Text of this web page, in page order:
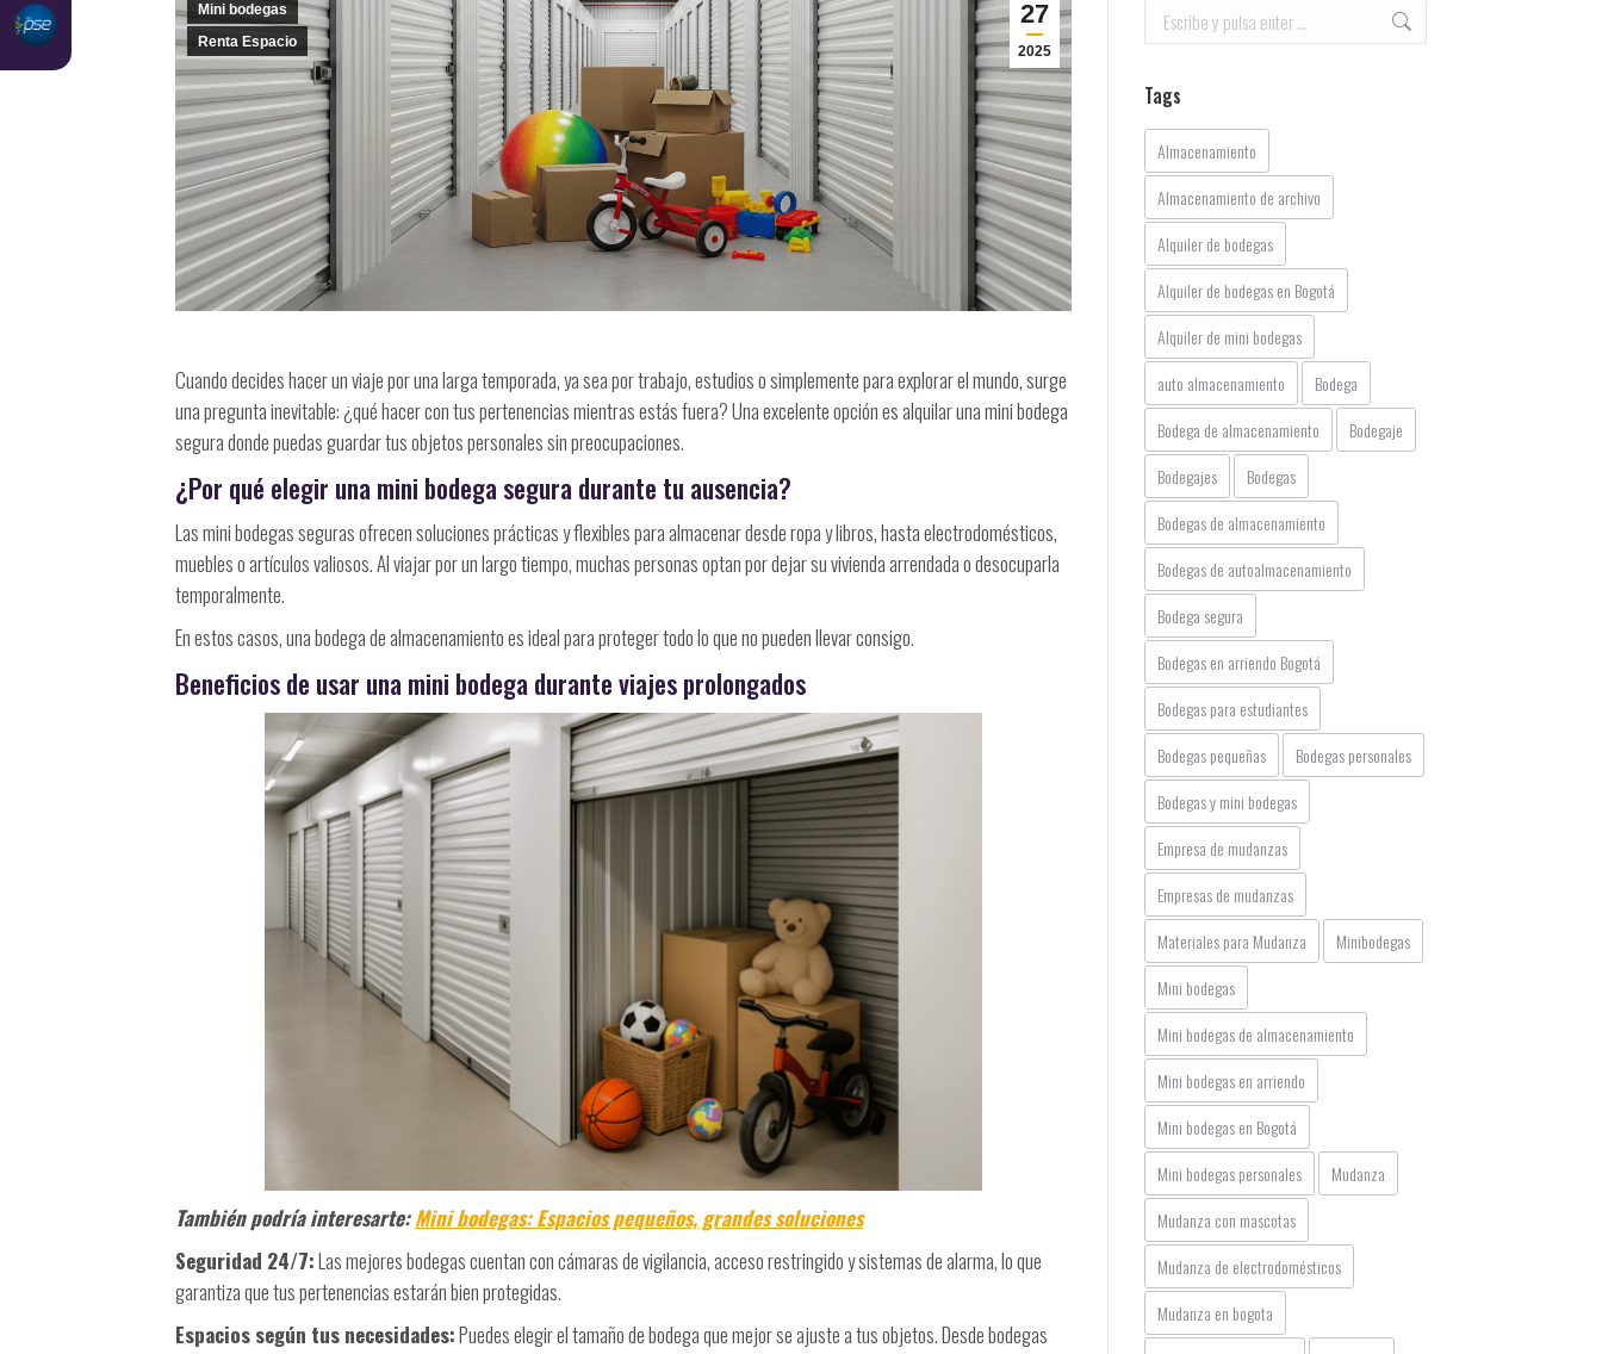
27
2025
Mini bodegas
Renta Espacio
Cuando decides hacer un viaje por una larga temporada, ya sea por trabajo, estudios o simplemente para explorar el mundo, surge
una pregunta inevitable: ¿qué hacer con tus pertenencias mientras estás fuera? Una excelente opción es alquilar una mini bodega
segura donde puedas guardar tus objetos personales sin preocupaciones.
¿Por qué elegir una mini bodega segura durante tu ausencia?
Las mini bodegas seguras ofrecen soluciones prácticas y flexibles para almacenar desde ropa y libros, hasta electrodomésticos,
muebles o artículos valiosos. Al viajar por un largo tiempo, muchas personas optan por dejar su vivienda arrendada o desocuparla
temporalmente.
En estos casos, una bodega de almacenamiento es ideal para proteger todo lo que no pueden llevar consigo.
Beneficios de usar una mini bodega durante viajes prolongados
También podría interesarte:Mini bodegas: Espacios pequeños, grandes soluciones
Seguridad 24/7:Las mejores bodegas cuentan con cámaras de vigilancia, acceso restringido y sistemas de alarma, lo que
garantiza que tus pertenencias estarán bien protegidas.
Espacios según tus necesidades:Puedes elegir el tamaño de bodega que mejor se ajuste a tus objetos. Desde bodegas
Buscar:
Tags
Almacenamiento
Almacenamiento de archivo
Alquiler de bodegas
Alquiler de bodegas en Bogotá
Alquiler de mini bodegas
auto almacenamiento
Bodega
Bodega de almacenamiento
Bodegaje
Bodegajes
Bodegas
Bodegas de almacenamiento
Bodegas de autoalmacenamiento
Bodega segura
Bodegas en arriendo Bogotá
Bodegas para estudiantes
Bodegas pequeñas
Bodegas personales
Bodegas y mini bodegas
Empresa de mudanzas
Empresas de mudanzas
Materiales para Mudanza
Minibodegas
Mini bodegas
Mini bodegas de almacenamiento
Mini bodegas en arriendo
Mini bodegas en Bogotá
Mini bodegas personales
Mudanza
Mudanza con mascotas
Mudanza de electrodomésticos
Mudanza en bogota